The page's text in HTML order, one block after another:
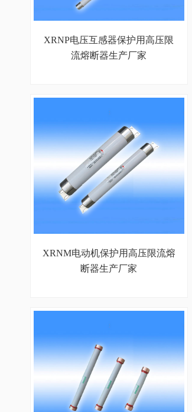
XRNP电压互感器保护用高压限
流熔断器生产厂家
XRNM电动机保护用高压限流熔
断器生产厂家